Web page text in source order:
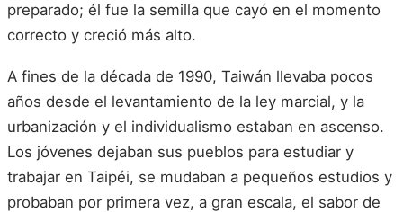
preparado; él fue la semilla que cayó en el momento
correcto y creció más alto.
A fines de la década de 1990, Taiwán llevaba pocos
años desde el levantamiento de la ley marcial, y la
urbanización y el individualismo estaban en ascenso.
Los jóvenes dejaban sus pueblos para estudiar y
trabajar en Taipéi, se mudaban a pequeños estudios y
probaban por primera vez, a gran escala, el sabor de